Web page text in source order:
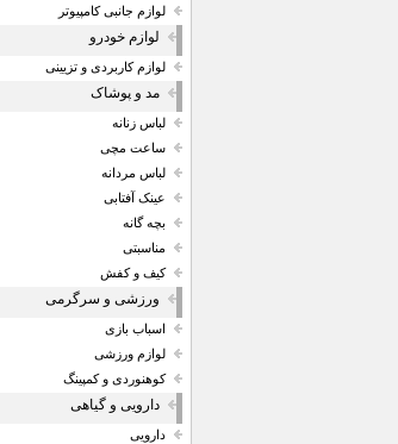
لوازم جانبی کامپیوتر
لوازم خودرو
لوازم کاربردی و تزیینی
مد و پوشاک
لباس زنانه
ساعت مچی
لباس مردانه
عینک آفتابی
بچه گانه
مناسبتی
کیف و کفش
ورزشی و سرگرمی
اسباب بازی
لوازم ورزشی
کوهنوردی و کمپینگ
دارویی و گیاهی
دارویی